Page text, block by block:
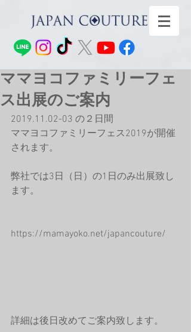
ママヨコファミリーフェ
ス出展のご案内
2019.11.02-03 の２日間
ママヨコファミリーフェス2019が開催
されます。
弊社では3日（日）の1日のみ出展致し
ます。
https://mamayoko.net/japancouture/
詳細は後日改めてご案内致します。